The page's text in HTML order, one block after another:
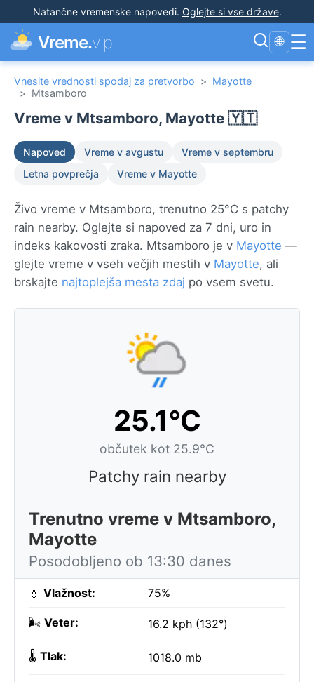
Natančne vremenske napovedi. Oglejte si vse države.
Vreme.vip 🌐 ☰
Vnesite vrednosti spodaj za pretvorbo > Mayotte
> Mtsamboro
Vreme v Mtsamboro, Mayotte 🇾🇹
Napoved Vreme v avgustu
Vreme v septembru
Letna povprečja
Vreme v Mayotte
Živo vreme v Mtsamboro, trenutno 25°C s patchy
rain nearby. Oglejte si napoved za 7 dni, uro in
indeks kakovosti zraka. Mtsamboro je v Mayotte —
glejte vreme v vseh večjih mestih v Mayotte, ali
brskajte najtoplejša mesta zdaj po vsem svetu.
25.1°C
občutek kot 25.9°C
Patchy rain nearby
Trenutno vreme v Mtsamboro,
Mayotte
Posodobljeno ob 13:30 danes
💧 Vlažnost: 75%
🌬️ Veter: 16.2 kph (132°)
🌡️ Tlak: 1018.0 mb